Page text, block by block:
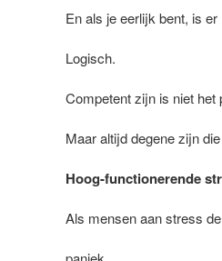
En als je eerlijk bent, is
Logisch.
Competent zijn is niet het
Maar altijd degene zijn
Hoog-functionerende
Als mensen aan stress